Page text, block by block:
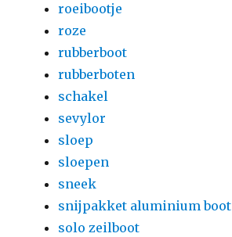
roeibootje
roze
rubberboot
rubberboten
schakel
sevylor
sloep
sloepen
sneek
snijpakket aluminium boot
solo zeilboot